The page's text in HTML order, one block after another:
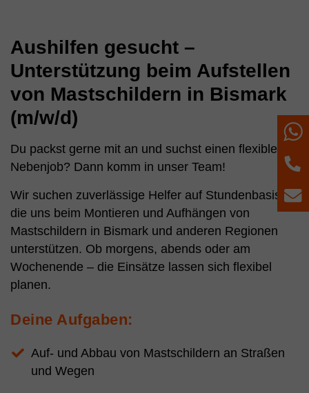
Aushilfen gesucht –
Unterstützung beim Aufstellen
von Mastschildern in Bismark
(m/w/d)
Du packst gerne mit an und suchst einen flexiblen
Nebenjob? Dann komm in unser Team!
Wir suchen zuverlässige Helfer auf Stundenbasis,
die uns beim Montieren und Aufhängen von
Mastschildern in Bismark und anderen Regionen
unterstützen. Ob morgens, abends oder am
Wochenende – die Einsätze lassen sich flexibel
planen.
Deine Aufgaben:
Auf- und Abbau von Mastschildern an Straßen
und Wegen